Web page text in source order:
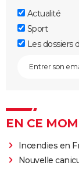
Actualité
Sport
Les dossiers
EN CE
Incendies en
Nouvelle